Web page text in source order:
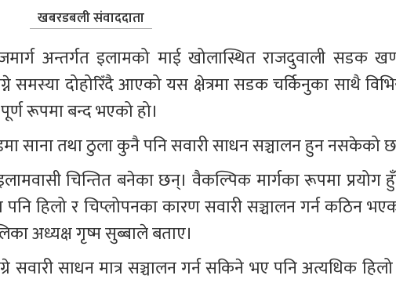
खबरडबली संवाददाता
अन्तर्गत इलामको माई खोलास्थित राजदुवाली सडक
दोहोरिँदै आएको यस क्षेत्रमा सडक चर्किनुका साथै
रूपमा बन्द भएको हो।
साना तथा ठुला कुनै पनि सवारी साधन सञ्चालन हुन नसकेको
चिन्तित बनेका छन्। वैकल्पिक मार्गका रूपमा प्रयोग
हिलो र चिप्लोपनका कारण सवारी सञ्चालन गर्न कठिन
अध्यक्ष गृष्म सुब्बाले बताए।
सवारी साधन मात्र सञ्चालन गर्न सकिने भए पनि अत्यधिक